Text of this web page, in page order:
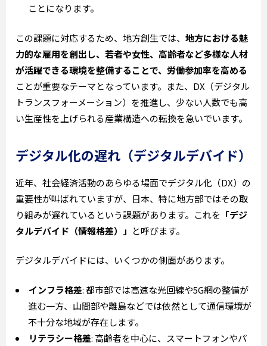
ことになります。
この課題に対応するため、地方創生では、 地方における魅
力的な雇用を創出し、若者や女性、高齢者など多様な人材
が活躍できる環境を整備することで、労働参加率を高める
ことが重要なテーマとなっています。また、DX（デジタル
トランスフォーメーション）を推進し、少ない人数でも高
い生産性を上げられる産業構造への転換を急いでいます。
デジタル化の遅れ（デジタルデバイド）
近年、社会経済活動のあらゆる場面でデジタル化（DX）の
重要性が叫ばれていますが、日本、特に地方部ではその取
り組みが遅れているという課題があります。これを 「デジ
タルデバイド（情報格差）」 と呼びます。
デジタルデバイドには、いくつかの側面があります。
インフラ格差: 都市部では高速な光回線や5G網の整備が
進む一方、山間部や離島などでは依然として通信環境が
不十分な地域が存在します。
リテラシー格差: 高齢者を中心に、スマートフォンやパ